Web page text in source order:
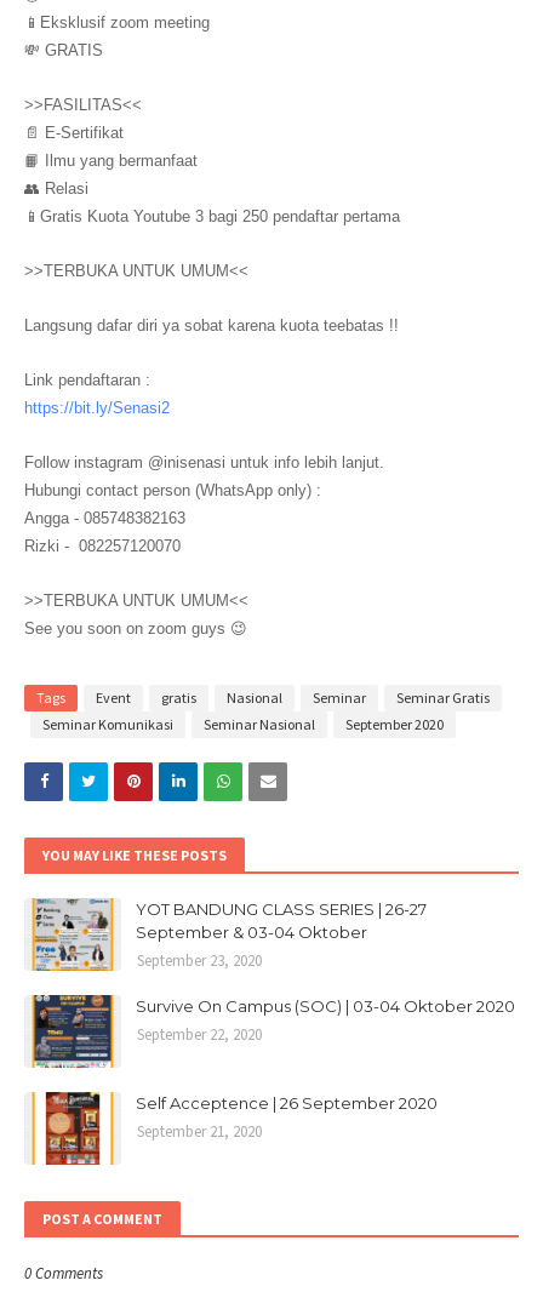
📱Eksklusif zoom meeting
💸 GRATIS
>>FASILITAS<<
📄 E-Sertifikat
📙 Ilmu yang bermanfaat
👥 Relasi
📱Gratis Kuota Youtube 3 bagi 250 pendaftar pertama
>>TERBUKA UNTUK UMUM<<
Langsung dafar diri ya sobat karena kuota teebatas !!
Link pendaftaran :
https://bit.ly/Senasi2
Follow instagram @inisenasi untuk info lebih lanjut.
Hubungi contact person (WhatsApp only) :
Angga - 085748382163
Rizki - 082257120070
>>TERBUKA UNTUK UMUM<<
See you soon on zoom guys 😉
Tags Event gratis Nasional Seminar
Seminar Gratis
Seminar Komunikasi
Seminar Nasional September 2020
YOU MAY LIKE THESE POSTS
YOT BANDUNG CLASS SERIES | 26-27
September & 03-04 Oktober
September 23, 2020
Survive On Campus (SOC) | 03-04 Oktober 2020
September 22, 2020
Self Acceptence | 26 September 2020
September 21, 2020
POST A COMMENT
0 Comments